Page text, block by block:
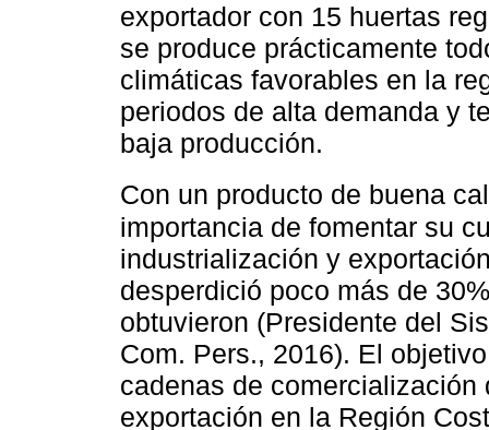
exportador con 15 huertas
se produce prácticamente
climáticas favorables en la
periodos de alta demanda y
baja producción.
Con un producto de buena
importancia de fomentar su
industrialización y
desperdició poco más de
obtuvieron (Presidente del
Com. Pers., 2016). El
cadenas de
exportación en la Región